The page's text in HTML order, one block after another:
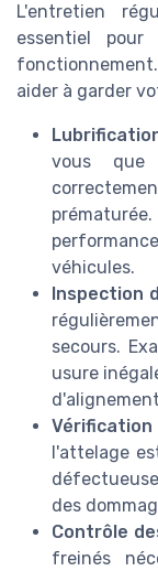
L'entretien
essentiel
aider à garder
vous que
véhicules.
Inspection
secours.
usure
l'attelage
des
Contrôle
freinés